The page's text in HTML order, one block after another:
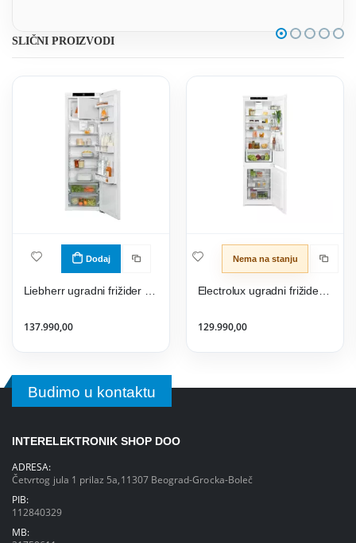
SLIČNI PROIZVODI
Dodaj
137.990,00
Nema na stanju
129.990,00
Budimo u kontaktu
INTERELEKTRONIK SHOP DOO
ADRESA:
Četvrtog jula 1 prilaz 5a,11307 Beograd-Grocka-Boleč
PIB:
112840329
MB: